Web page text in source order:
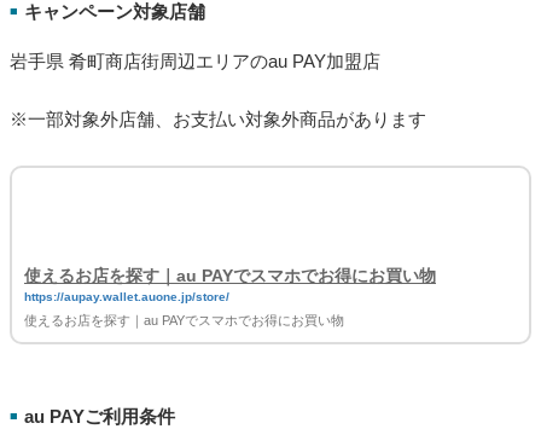
■ キャンペーン対象店舗
岩手県 肴町商店街周辺エリアのau PAY加盟店
※一部対象外店舗、お支払い対象外商品があります
使えるお店を探す｜au PAYでスマホでお得にお買い物
https://aupay.wallet.auone.jp/store/
使えるお店を探す｜au PAYでスマホでお得にお買い物
■ au PAYご利用条件